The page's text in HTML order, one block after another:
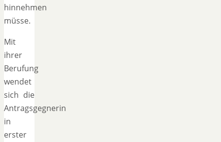
hinnehmen
müsse.
Mit
ihrer
Berufung
wendet
sich die
Antragsgegnerin
in
erster